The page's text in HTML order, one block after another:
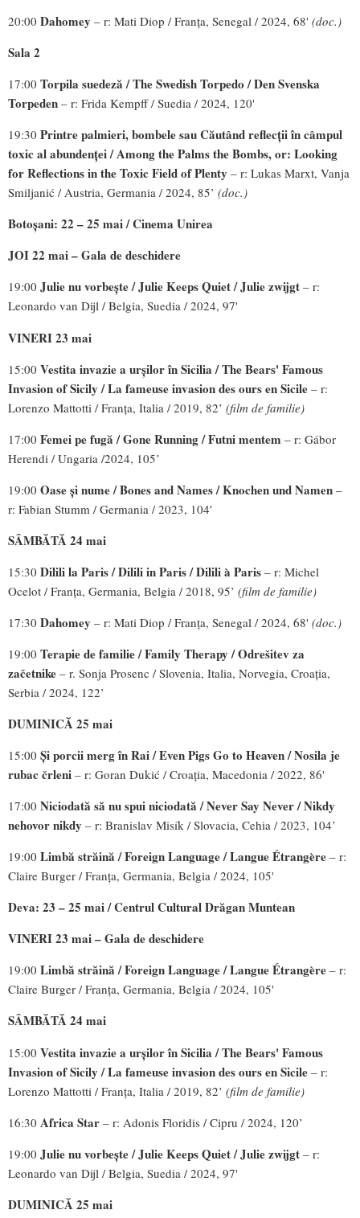
20:00 Dahomey – r: Mati Diop / Franța, Senegal / 2024, 68' (doc.)
Sala 2
17:00 Torpila suedeză / The Swedish Torpedo / Den Svenska
Torpeden – r: Frida Kempff / Suedia / 2024, 120'
19:30 Printre palmieri, bombele sau Căutând reflecții în câmpul
toxic al abundenței / Among the Palms the Bombs, or: Looking
for Reflections in the Toxic Field of Plenty – r: Lukas Marxt, Vanja
Smiljanić / Austria, Germania / 2024, 85’ (doc.)
Botoșani: 22 – 25 mai / Cinema Unirea
JOI 22 mai – Gala de deschidere
19:00 Julie nu vorbește / Julie Keeps Quiet / Julie zwijgt – r:
Leonardo van Dijl / Belgia, Suedia / 2024, 97'
VINERI 23 mai
15:00 Vestita invazie a urșilor în Sicilia / The Bears' Famous
Invasion of Sicily /La fameuse invasion des ours en Sicile – r:
Lorenzo Mattotti / Franța, Italia / 2019, 82’ (film de familie)
17:00 Femei pe fugă / Gone Running / Futni mentem – r: Gábor
Herendi / Ungaria /2024, 105’
19:00 Oase și nume /Bones and Names / Knochen und Namen –
r: Fabian Stumm / Germania / 2023, 104'
SÂMBĂTĂ 24 mai
15:30 Dilili la Paris / Dilili in Paris / Dilili à Paris – r: Michel
Ocelot / Franța, Germania, Belgia / 2018, 95’ (film de familie)
17:30 Dahomey – r: Mati Diop / Franța, Senegal / 2024, 68' (doc.)
19:00 Terapie de familie /Family Therapy / Odrešitev za
začetnike – r. Sonja Prosenc / Slovenia, Italia, Norvegia, Croația,
Serbia / 2024, 122’
DUMINICĂ 25 mai
15:00 Și porcii merg în Rai /Even Pigs Go to Heaven / Nosila je
rubac črleni – r: Goran Dukić / Croația, Macedonia / 2022, 86'
17:00 Niciodată să nu spui niciodată / Never Say Never / Nikdy
nehovor nikdy – r: Branislav Misík / Slovacia, Cehia / 2023, 104’
19:00 Limbă străină /Foreign Language / Langue Étrangère – r:
Claire Burger / Franța, Germania, Belgia / 2024, 105'
Deva: 23 – 25 mai / Centrul Cultural Drăgan Muntean
VINERI 23 mai – Gala de deschidere
19:00 Limbă străină /Foreign Language / Langue Étrangère – r:
Claire Burger / Franța, Germania, Belgia / 2024, 105'
SÂMBĂTĂ 24 mai
15:00 Vestita invazie a urșilor în Sicilia / The Bears' Famous
Invasion of Sicily / La fameuse invasion des ours en Sicile – r:
Lorenzo Mattotti / Franța, Italia / 2019, 82’ (film de familie)
16:30 Africa Star – r: Adonis Floridis / Cipru / 2024, 120’
19:00 Julie nu vorbește / Julie Keeps Quiet / Julie zwijgt – r:
Leonardo van Dijl / Belgia, Suedia / 2024, 97'
DUMINICĂ 25 mai